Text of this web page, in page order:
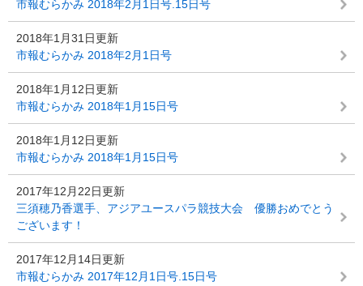
市報むらかみ 2018年2月1日号.15日号
2018年1月31日更新
市報むらかみ 2018年2月1日号
2018年1月12日更新
市報むらかみ 2018年1月15日号
2018年1月12日更新
市報むらかみ 2018年1月15日号
2017年12月22日更新
三須穂乃香選手、アジアユースパラ競技大会 優勝おめでとう
ございます！
2017年12月14日更新
市報むらかみ 2017年12月1日号.15日号